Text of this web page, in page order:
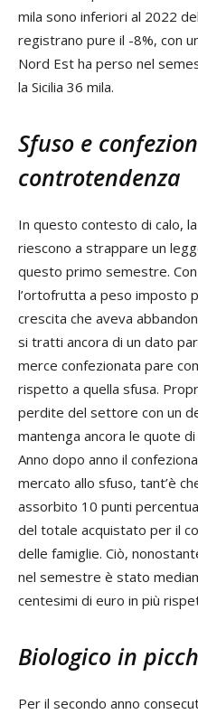
mila sono inferiori al 2022
registrano pure il -8%, con
Nord Est ha perso nel
la Sicilia 36 mila.
Sfuso e
controtendenza
In questo contesto di calo,
riescono a strappare un
questo primo semestre.
l’ortofrutta a peso imposto
crescita che aveva
si tratti ancora di un dato
merce confezionata pare
rispetto a quella sfusa.
perdite del settore con un
mantenga ancora le quote
Anno dopo anno il
mercato allo sfuso, tant’è
assorbito 10 punti
del totale acquistato per il
delle famiglie. Ciò,
nel semestre è stato
centesimi di euro in più
Biologico in
Per il secondo anno